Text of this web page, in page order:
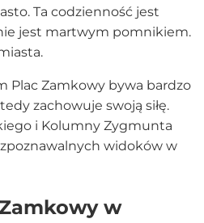
Ta codzienność jest
jest martwym pomnikiem.
Plac Zamkowy bywa bardzo
zachowuje swoją siłę.
i Kolumny Zygmunta
widoków w
w